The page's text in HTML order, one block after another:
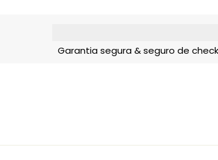
Garantia segura & seguro de